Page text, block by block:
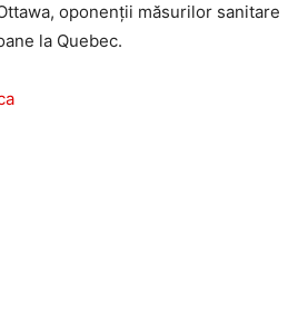
oponenții măsurilor sanitare
la Quebec.